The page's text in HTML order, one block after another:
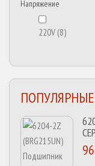
Напряжение
220V (8)